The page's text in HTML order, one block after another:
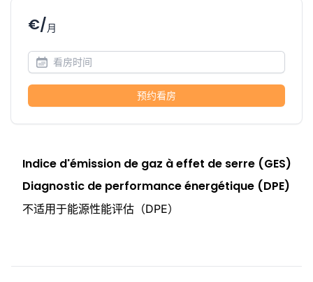
€/月
预约看房
Indice d'émission de gaz à effet de serre (GES)
Diagnostic de performance énergétique (DPE)
不适用于能源性能评估（DPE）